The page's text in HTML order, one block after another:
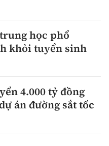
học phổ
khỏi tuyển sinh
4.000 tỷ đồng
án đường sắt tốc